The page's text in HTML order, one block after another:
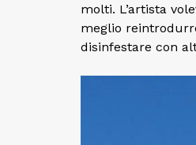
molti. L’artista
meglio
disinfestare con